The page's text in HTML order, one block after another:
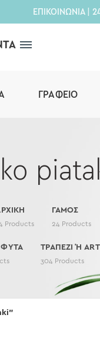
ΕΠΙΚΟΙΝΩΝΙΑ|
ΓΡΑΦΕΊΟ
Products
ΓΑΜΟΣ
24 Products
ΦΥΤΑ ΤΡΑΠΕΖΙ Ή ART
304 Products